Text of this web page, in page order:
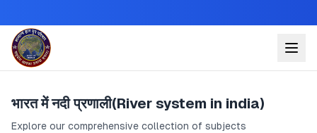
भारत में नदी प्रणाली(River system in india)
Explore our comprehensive collection of subjects